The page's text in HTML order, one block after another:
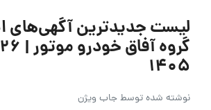
لیست جدیدترین آگهی‌های
۱۴۰۵
نوشته شده توسطجاب ویژن